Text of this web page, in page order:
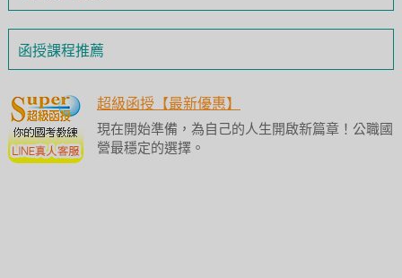
函授課程推薦
超級函授【最新優惠】
現在開始準備，為自己的人生開啟新篇章！公職國
營最穩定的選擇。